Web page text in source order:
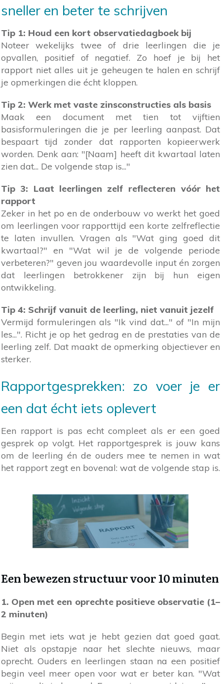
sneller en beter te schrijven
Tip 1: Houd een kort observatiedagboek bij
Noteer wekelijks twee of drie leerlingen die je
opvallen, positief of negatief. Zo hoef je bij het
rapport niet alles uit je geheugen te halen en schrijf
je opmerkingen die écht kloppen.
Tip 2: Werk met vaste zinsconstructies als basis
Maak een document met tien tot vijftien
basisformuleringen die je per leerling aanpast. Dat
bespaart tijd zonder dat rapporten kopieerwerk
worden. Denk aan: "[Naam] heeft dit kwartaal laten
zien dat... De volgende stap is..."
Tip 3: Laat leerlingen zelf reflecteren vóór het
rapport
Zeker in het po en de onderbouw vo werkt het goed
om leerlingen voor rapporttijd een korte zelfreflectie
te laten invullen. Vragen als "Wat ging goed dit
kwartaal?" en "Wat wil je de volgende periode
verbeteren?" geven jou waardevolle input én zorgen
dat leerlingen betrokkener zijn bij hun eigen
ontwikkeling.
Tip 4: Schrijf vanuit de leerling, niet vanuit jezelf
Vermijd formuleringen als "Ik vind dat..." of "In mijn
les...". Richt je op het gedrag en de prestaties van de
leerling zelf. Dat maakt de opmerking objectiever en
sterker.
Rapportgesprekken: zo voer je er
een dat écht iets oplevert
Een rapport is pas echt compleet als er een goed
gesprek op volgt. Het rapportgesprek is jouw kans
om de leerling én de ouders mee te nemen in wat
het rapport zegt en bovenal: wat de volgende stap is.
Een bewezen structuur voor 10 minuten
1. Open met een oprechte positieve observatie (1–
2 minuten)
Begin met iets wat je hebt gezien dat goed gaat.
Niet als opstapje naar het slechte nieuws, maar
oprecht. Ouders en leerlingen staan na een positief
begin veel meer open voor wat er beter kan. "Wat